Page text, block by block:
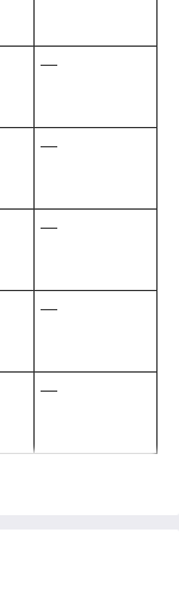
—
—
—
—
—